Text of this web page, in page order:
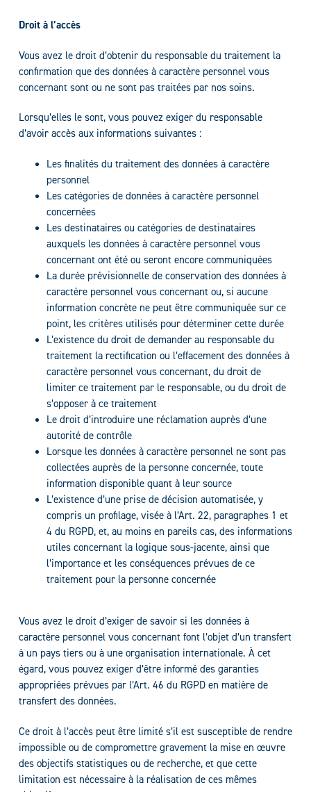
Droit à l’accès
Vous avez le droit d’obtenir du responsable du traitement la
confirmation que des données à caractère personnel vous
concernant sont ou ne sont pas traitées par nos soins.
Lorsqu’elles le sont, vous pouvez exiger du responsable
d’avoir accès aux informations suivantes :
Les finalités du traitement des données à caractère
personnel
Les catégories de données à caractère personnel
concernées
Les destinataires ou catégories de destinataires
auxquels les données à caractère personnel vous
concernant ont été ou seront encore communiquées
La durée prévisionnelle de conservation des données à
caractère personnel vous concernant ou, si aucune
information concrète ne peut être communiquée sur ce
point, les critères utilisés pour déterminer cette durée
L’existence du droit de demander au responsable du
traitement la rectification ou l’effacement des données à
caractère personnel vous concernant, du droit de
limiter ce traitement par le responsable, ou du droit de
s’opposer à ce traitement
Le droit d’introduire une réclamation auprès d’une
autorité de contrôle
Lorsque les données à caractère personnel ne sont pas
collectées auprès de la personne concernée, toute
information disponible quant à leur source
L’existence d’une prise de décision automatisée, y
compris un profilage, visée à l’Art. 22, paragraphes 1 et
4 du RGPD, et, au moins en pareils cas, des informations
utiles concernant la logique sous-jacente, ainsi que
l’importance et les conséquences prévues de ce
traitement pour la personne concernée
Vous avez le droit d’exiger de savoir si les données à
caractère personnel vous concernant font l’objet d’un transfert
à un pays tiers ou à une organisation internationale. À cet
égard, vous pouvez exiger d’être informé des garanties
appropriées prévues par l’Art. 46 du RGPD en matière de
transfert des données.
Ce droit à l’accès peut être limité s’il est susceptible de rendre
impossible ou de compromettre gravement la mise en œuvre
des objectifs statistiques ou de recherche, et que cette
limitation est nécessaire à la réalisation de ces mêmes